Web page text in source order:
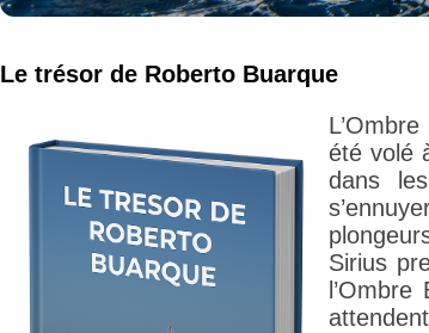
Le trésor de Roberto Buarque
été volé
dans
Sirius